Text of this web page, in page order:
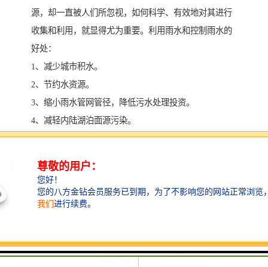
源，却一直被人们所忽视，如何科学、有效地对其进行
收集和利用，就显得尤为重要。利用雨水和控制雨水的
好处：
1、减少城市积水。
2、节约水资源。
3、缩小雨水管网管径，降低污水处理投资。
4、减轻内陆湖泊面源污染。